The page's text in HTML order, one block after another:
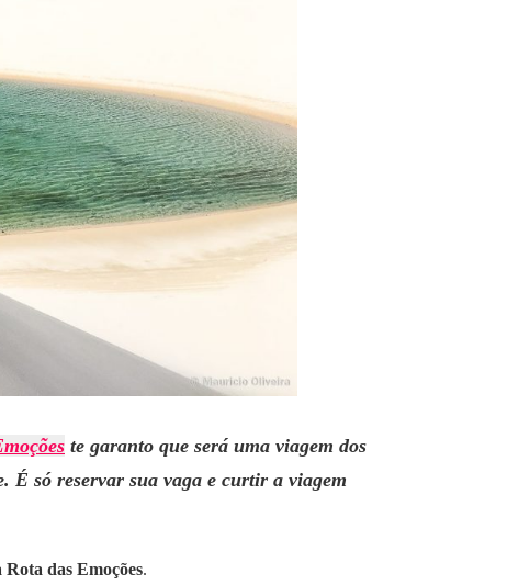
te garanto que será uma viagem dos
É só reservar sua vaga e curtir a viagem
das Emoções.